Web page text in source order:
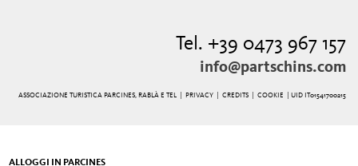
Tel. +39 0473 967 157
info@partschins.com
ASSOCIAZIONE TURISTICA PARCINES, RABLÀ E TEL | PRIVACY| CREDITS| COOKIE | UID IT01541700215
ALLOGGI IN PARCINES